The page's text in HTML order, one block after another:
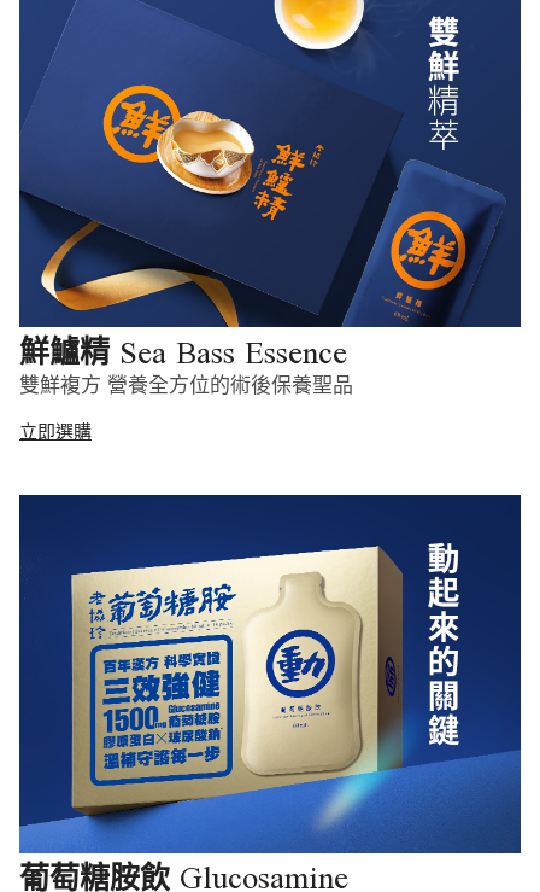
鮮鱸精 Sea Bass Essence
雙鮮複方 營養全方位的術後保養聖品
立即選購
葡萄糖胺飲